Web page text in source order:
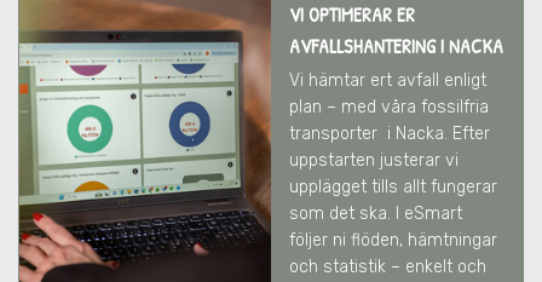
VI OPTIMERAR ER
AVFALLSHANTERINGI NACKA
Vi hämtar ert avfall enligt
plan – med våra fossilfria
transporter i Nacka. Efter
uppstarten justerar vi
upplägget tills allt fungerar
som det ska. I eSmart
följer ni flöden, hämtningar
och statistik – enkelt och